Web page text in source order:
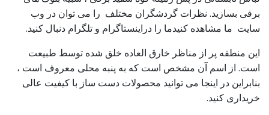
برفی بسازید. نظرات گردشگران مختلف را می توان در وب
سایت ما مشاهده کنیدما را دراینستاگرام و تلگرام دنبال کنید.
این منطقه پر از مناظر خارق العاده خلق شده توسط طبیعت
است. از اسم آن مشخص است که به پنبه محلی معروف است ،
بنابراین در اینجا می توانید محصولات دست ساز با کیفیت عالی
خریداری کنید.